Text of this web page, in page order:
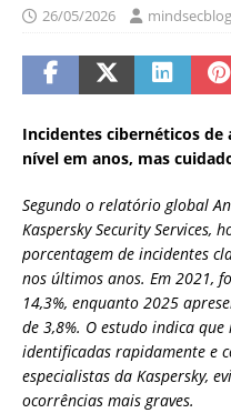
26/05/2026 mindsecblog
Incidentes cibernéticos
nível em anos, mas
Segundo o relatório global
Kaspersky Security Services,
porcentagem de incidentes
nos últimos anos. Em 2021,
14,3%, enquanto 2025
de 3,8%. O estudo indica
identificadas rapidamente e
especialistas da Kaspersky,
ocorrências mais graves.